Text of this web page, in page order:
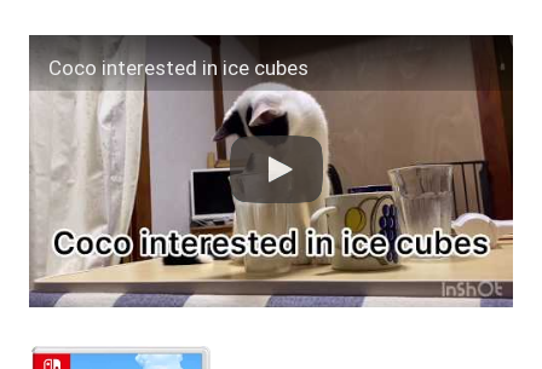
Coco interested in ice cubes